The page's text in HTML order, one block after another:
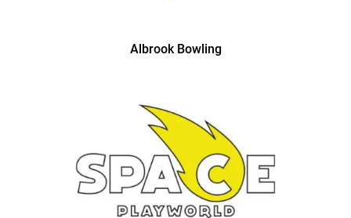
Albrook Bowling